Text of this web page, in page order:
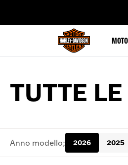
MOTO
TUTTE
Anno modello; 2026 2025